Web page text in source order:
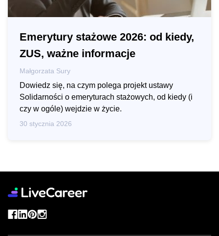
Emerytury stażowe 2026: od kiedy,
ZUS, ważne informacje
Małgorzata Sury
Dowiedz się, na czym polega projekt ustawy
Solidarności o emeryturach stażowych, od kiedy (i
czy w ogóle) wejdzie w życie.
30 stycznia 2026